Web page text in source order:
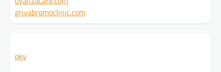
griyabromoclinic.com
pkv